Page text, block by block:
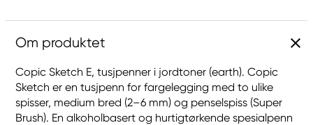
Om produktet
Copic Sketch E, tusjpenner i jordtoner (earth). Copic
Sketch er en tusjpenn for fargelegging med to ulike
spisser, medium bred (2–6 mm) og penselspiss (Super
Brush). En alkoholbasert og hurtigtørkende spesialpenn